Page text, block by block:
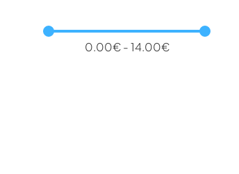
0.00€ - 14.00€